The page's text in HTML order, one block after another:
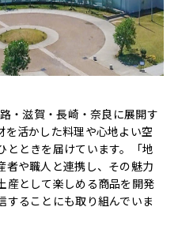
・滋賀・長崎・奈良に展開す
を活かした料理や心地よい空
とときを届けています。「地
者や職人と連携し、その魅力
産として楽しめる商品を開発
することにも取り組んでいま